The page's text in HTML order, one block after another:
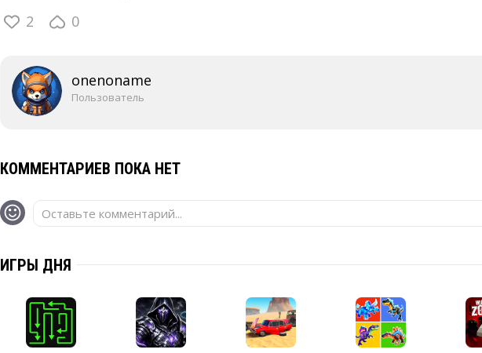
2 0
onenoname
Пользователь
КОММЕНТАРИЕВ ПОКА НЕТ
Оставьте комментарий...
ИГРЫ ДНЯ